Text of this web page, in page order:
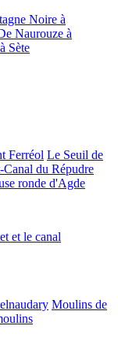
Noire à
Naurouze à
Sète
Ferréol Le Seuil de
Canal du Répudre
ronde d'Agde
et le canal
Moulins de